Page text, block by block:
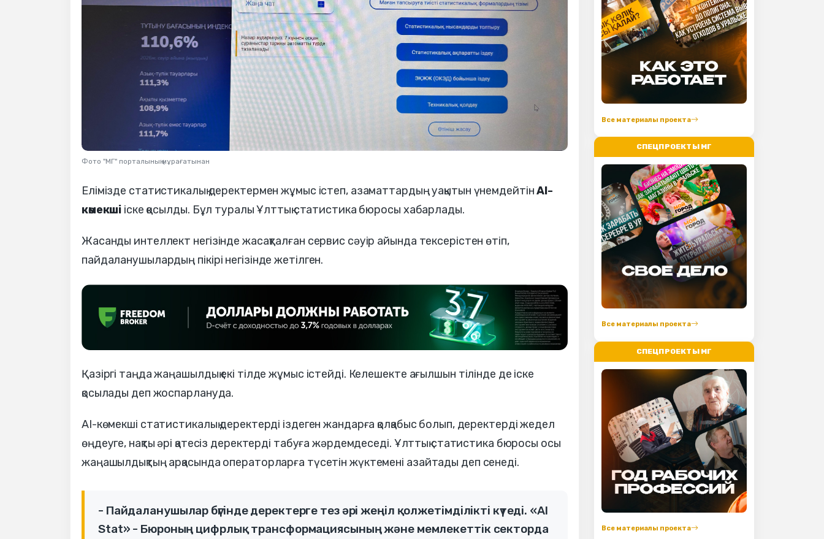
Фото "МГ" порталының мұрағатынан
Елімізде статистикалық деректермен жұмыс істеп, азаматтардың уақытын үнемдейтінAI-
көмекші іске қосылды. Бұл туралы Ұлттық статистика бюросы хабарлады.
Жасанды интеллект негізінде жасақталған сервис сәуір айында тексерістен өтіп,
пайдаланушылардың пікірі негізінде жетілген.
Қазіргі таңда жаңашылдық екі тілде жұмыс істейді. Келешекте ағылшын тілінде де іске
қосылады деп жоспарлануда.
AI-көмекші статистикалық деректерді іздеген жандарға қолқабыс болып, деректерді жедел
өңдеуге, нақты әрі қатесіз деректерді табуға жәрдемдеседі. Ұлттық статистика бюросы осы
жаңашылдықтың арқасында операторларға түсетін жүктемені азайтады деп сенеді.
- Пайдаланушылар бүгінде деректерге тез әрі жеңіл қолжетімділікті күтеді. «AI
Stat» - Бюроның цифрлық трансформациясының және мемлекеттік секторда
Все материалы проекта
СПЕЦПРОЕКТЫ МГ
Все материалы проекта
СПЕЦПРОЕКТЫ МГ
Все материалы проекта